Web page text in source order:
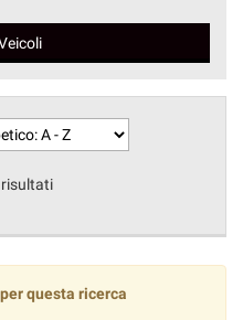
risultati
questa ricerca